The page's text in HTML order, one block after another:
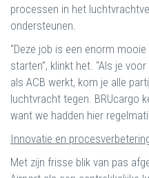
processen in het
ondersteunen.
“Deze job is een enorm
starten”, klinkt het. “Als je
als ACB werkt, kom je alle
luchtvracht tegen. BRUcargo
want we hadden hier
Innovatie en
Met zijn frisse blik van pas